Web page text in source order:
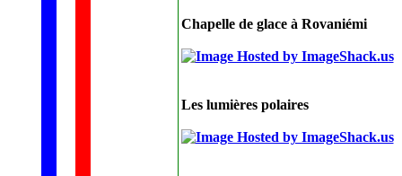
Chapelle de glace à Rovaniémi
Les lumières polaires